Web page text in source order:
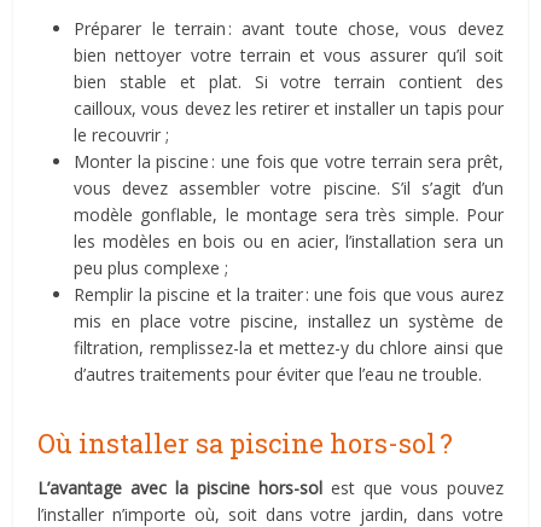
Préparer le terrain : avant toute chose, vous devez
bien nettoyer votre terrain et vous assurer qu’il soit
bien stable et plat. Si votre terrain contient des
cailloux, vous devez les retirer et installer un tapis pour
le recouvrir ;
Monter la piscine : une fois que votre terrain sera prêt,
vous devez assembler votre piscine. S’il s’agit d’un
modèle gonflable, le montage sera très simple. Pour
les modèles en bois ou en acier, l’installation sera un
peu plus complexe ;
Remplir la piscine et la traiter : une fois que vous aurez
mis en place votre piscine, installez un système de
filtration, remplissez-la et mettez-y du chlore ainsi que
d’autres traitements pour éviter que l’eau ne trouble.
Où installer sa piscine hors-sol ?
L’avantage avec la piscine hors-sol est que vous pouvez
l’installer n’importe où, soit dans votre jardin, dans votre